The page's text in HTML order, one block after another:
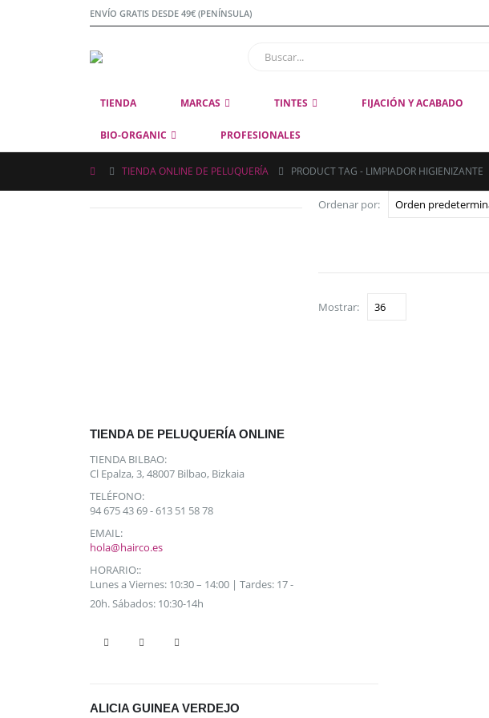
ENVÍO GRATIS DESDE 49€ (PENÍNSULA)
TIENDA MARCAS TINTES FIJACIÓN Y ACABADO
BIO-ORGANIC PROFESIONALES
TIENDA ONLINE DE PELUQUERÍA PRODUCT TAG - LIMPIADOR HIGIENIZANTE
Ordenar por:
Mostrar:
TIENDA DE PELUQUERÍA ONLINE
TIENDA BILBAO:
Cl Epalza, 3, 48007 Bilbao, Bizkaia
TELÉFONO:
94 675 43 69 - 613 51 58 78
EMAIL:
hola@hairco.es
HORARIO::
Lunes a Viernes: 10:30 – 14:00 | Tardes: 17 -
20h. Sábados: 10:30-14h
ALICIA GUINEA VERDEJO